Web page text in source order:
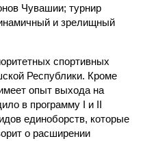
Чувашии; турнир
и зрелищный
спортивных
Республики. Кроме
опыт выхода на
в программу I и II
единоборств, которые
о расширении